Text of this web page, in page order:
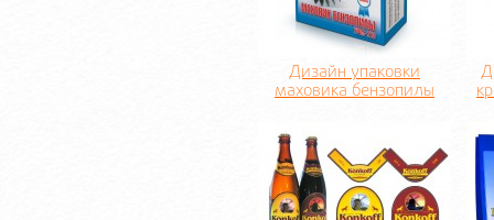
Дизайн упаковки
маховика бензопилы